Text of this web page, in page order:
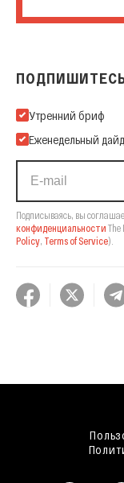
Подпишитесь на
Утренний бриф
Еженедельный
Подписываясь, вы
конфиденциальности The
Policy, Terms of Service).